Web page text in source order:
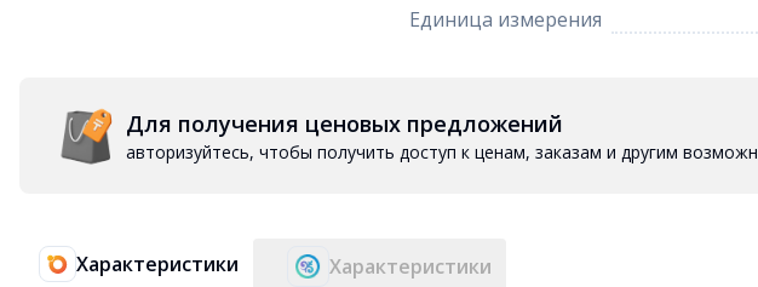
Единица измерения
Для получения ценовых предложений
авторизуйтесь, чтобы получить доступ к ценам, заказам и другим
Характеристики Характеристики